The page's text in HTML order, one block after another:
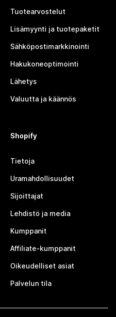
Tuotearvostelut
Lisämyynti ja tuotepaketit
Sähköpostimarkkinointi
Hakukoneoptimointi
Lähetys
Valuutta ja käännös
Shopify
Tietoja
Uramahdollisuudet
Sijoittajat
Lehdistö ja media
Kumppanit
Affiliate-kumppanit
Oikeudelliset asiat
Palvelun tila